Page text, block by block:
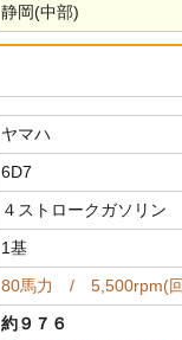
静岡(中部)
ヤマハ
6D7
４ストロークガソリン
1基
80馬力 / 5,500rpm(
約９７６